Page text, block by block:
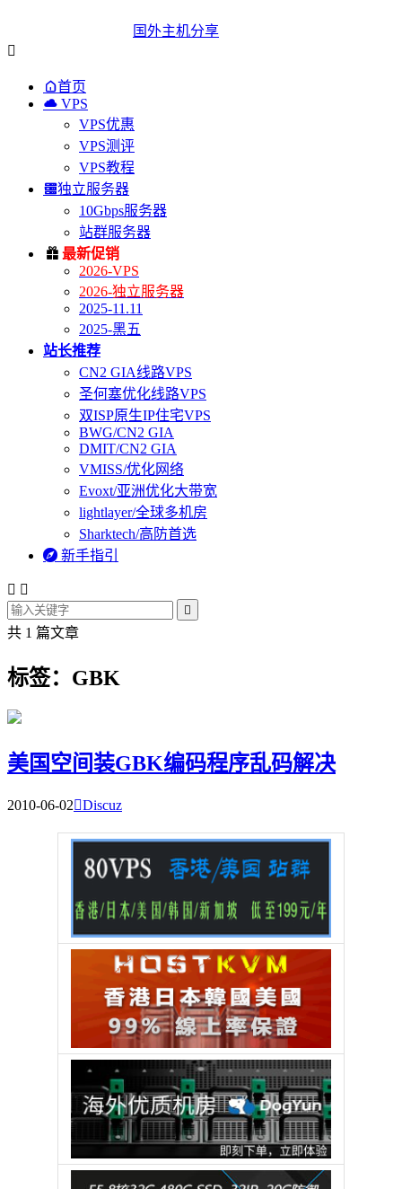
国外主机分享

首页
 VPS
VPS优惠
VPS测评
VPS教程
独立服务器
10Gbps服务器
站群服务器
 最新促销
2026-VPS
2026-独立服务器
2025-11.11
2025-黑五
站长推荐
CN2 GIA线路VPS
圣何塞优化线路VPS
双ISP原生IP住宅VPS
BWG/CN2 GIA
DMIT/CN2 GIA
VMISS/优化网络
Evoxt/亚洲优化大带宽
lightlayer/全球多机房
Sharktech/高防首选
 新手指引
 

共 1 篇文章
标签：GBK
美国空间装GBK编码程序乱码解决
2010-06-02Discuz